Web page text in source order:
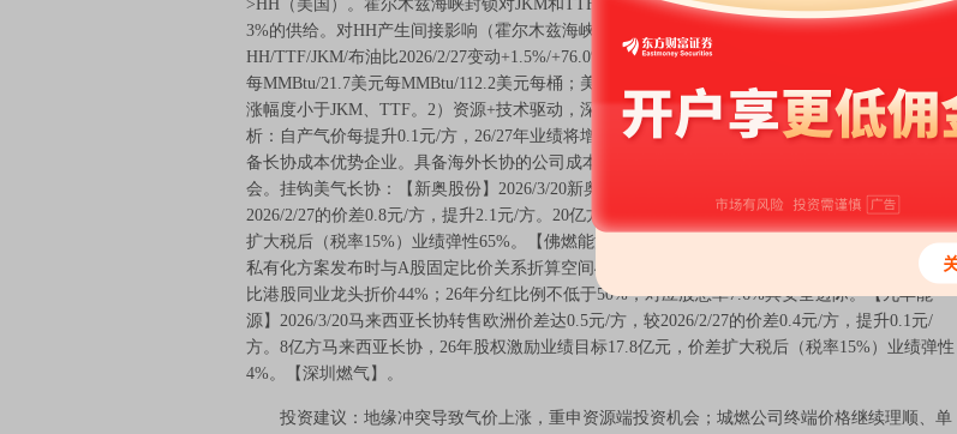
>HH（美国）。霍尔木兹海峡封锁对JKM和TTF产生直接影响，影响亚洲13%的供给，影响欧洲
3%的供给。对HH产生间接影响（霍尔木兹海峡封锁后美气出口需求提升）。2026/3/20，
HH/TTF/JKM/布油比2026/2/27变动+1.5%/+76.0%/+102.4%/+54.8%至3.04美元每MMBtu/19.7美元
每MMBtu/21.7美元每MMBtu/112.2美元每桶；美-欧、美-亚之间价差与冲突前相比扩大，布油上
涨幅度小于JKM、TTF。2）资源+技术驱动，深层煤层气先行者量利齐增【首华燃气】弹性分
析：自产气价每提升0.1元/方，26/27年业绩将增加0.54/0.67亿元，业绩弹性17%/12%。3）关注具
备长协成本优势企业。具备海外长协的公司成本管控能力更优，地缘冲突带来区域间转售套利机
会。挂钩美气长协：【新奥股份】2026/3/20新奥股份美气长协转售欧洲价差达2.9元/方，较
2026/2/27的价差0.8元/方，提升2.1元/方。20亿方美气长协，26年股权激励业绩目标55亿元，价差
扩大税后（税率15%）业绩弹性65%。【佛燃能源】。挂钩油价长协：【新奥能源】2026/3/20按
私有化方案发布时与A股固定比价关系折算空间45%，新奥能源股价对应并购完成26年PE6.6，横
比港股同业龙头折价44%；26年分红比例不低于50%，对应股息率7.6%具安全边际。【九丰能
源】2026/3/20马来西亚长协转售欧洲价差达0.5元/方，较2026/2/27的价差0.4元/方，提升0.1元/
方。8亿方马来西亚长协，26年股权激励业绩目标17.8亿元，价差扩大税后（税率15%）业绩弹性
4%。【深圳燃气】。
投资建议：地缘冲突导致气价上涨，重申资源端投资机会；城燃公司终端价格继续理顺、单